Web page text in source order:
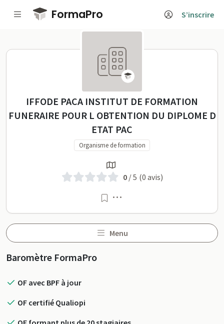
Passer au contenu principal
FormaPro S’inscrire
IFFODE PACA INSTITUT DE
IFFODE PACA INSTITUT DE FORMATION
FUNERAIRE POUR L OBTENTION DU DIPLOME D
ETAT PAC
Organisme de formation
0/ 5 (0 avis)
Menu
Profil
Baromètre FormaPro
OF avec BPF à jour
OF certifié Qualiopi